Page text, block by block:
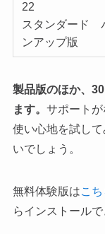
22
スタンダード
ンアップ版
製品版のほか、
ます。 サポートが
使い心地を試し
いでしょう。
無料体験版はこち
らインストールで